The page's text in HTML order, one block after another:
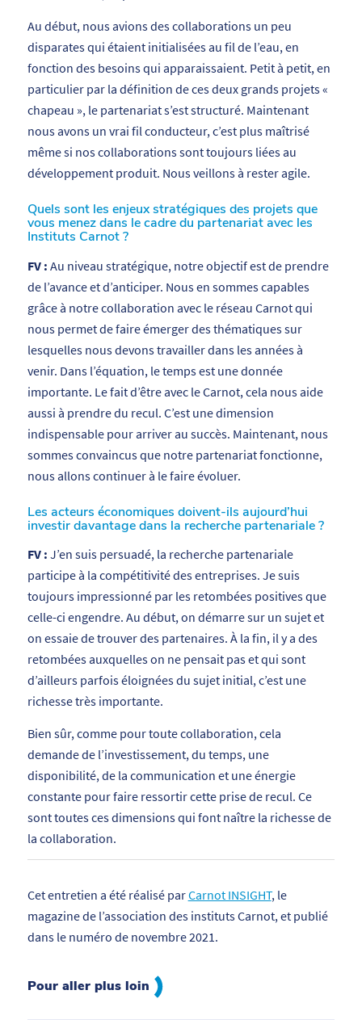
Au début, nous avions des collaborations un peu
disparates qui étaient initialisées au fil de l’eau, en
fonction des besoins qui apparaissaient. Petit à petit, en
particulier par la définition de ces deux grands projets «
chapeau », le partenariat s’est structuré. Maintenant
nous avons un vrai fil conducteur, c’est plus maîtrisé
même si nos collaborations sont toujours liées au
développement produit. Nous veillons à rester agile.
Quels sont les enjeux stratégiques des projets que
vous menez dans le cadre du partenariat avec les
Instituts Carnot ?
FV : Au niveau stratégique, notre objectif est de prendre
de l’avance et d’anticiper. Nous en sommes capables
grâce à notre collaboration avec le réseau Carnot qui
nous permet de faire émerger des thématiques sur
lesquelles nous devons travailler dans les années à
venir. Dans l’équation, le temps est une donnée
importante. Le fait d’être avec le Carnot, cela nous aide
aussi à prendre du recul. C’est une dimension
indispensable pour arriver au succès. Maintenant, nous
sommes convaincus que notre partenariat fonctionne,
nous allons continuer à le faire évoluer.
Les acteurs économiques doivent-ils aujourd’hui
investir davantage dans la recherche partenariale ?
FV : J’en suis persuadé, la recherche partenariale
participe à la compétitivité des entreprises. Je suis
toujours impressionné par les retombées positives que
celle-ci engendre. Au début, on démarre sur un sujet et
on essaie de trouver des partenaires. À la fin, il y a des
retombées auxquelles on ne pensait pas et qui sont
d’ailleurs parfois éloignées du sujet initial, c’est une
richesse très importante.
Bien sûr, comme pour toute collaboration, cela
demande de l’investissement, du temps, une
disponibilité, de la communication et une énergie
constante pour faire ressortir cette prise de recul. Ce
sont toutes ces dimensions qui font naître la richesse de
la collaboration.
Cet entretien a été réalisé parCarnot INSIGHT, le
magazine de l’association des instituts Carnot, et publié
dans le numéro de novembre 2021.
Pour aller plus loin